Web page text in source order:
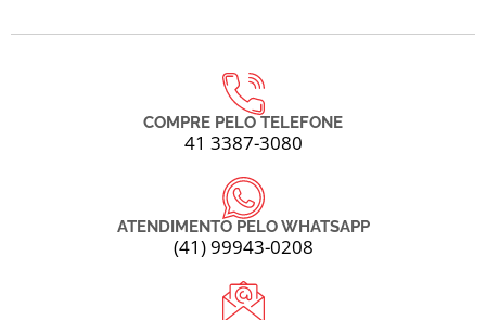
COMPRE PELO TELEFONE
41 3387-3080
ATENDIMENTO PELO WHATSAPP
(41) 99943-0208